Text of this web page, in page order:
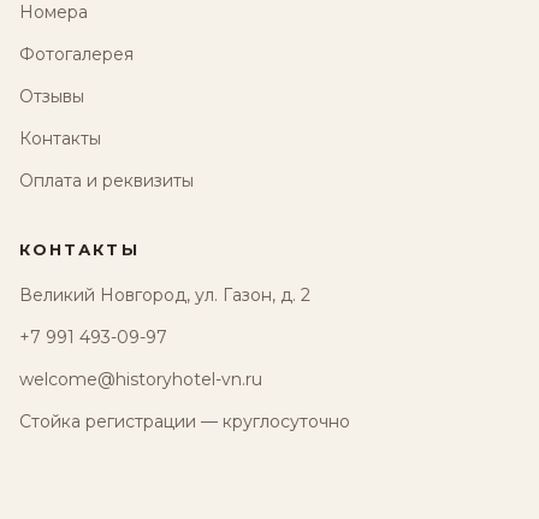
Номера
Фотогалерея
Отзывы
Контакты
Оплата и реквизиты
КОНТАКТЫ
Великий Новгород, ул. Газон, д. 2
+7 991 493-09-97
welcome@historyhotel-vn.ru
Стойка регистрации — круглосуточно